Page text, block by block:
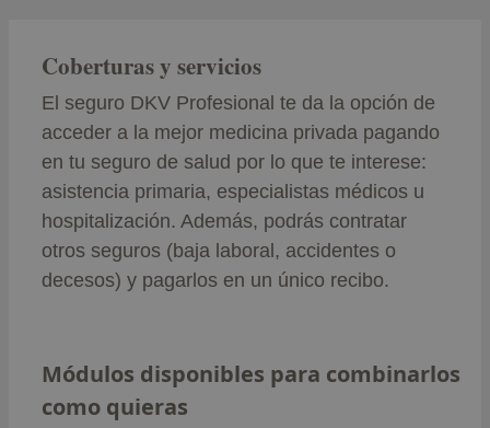
Coberturas y servicios
El seguro DKV Profesional te da la opción de
acceder a la mejor medicina privada pagando
en tu seguro de salud por lo que te interese:
asistencia primaria, especialistas médicos u
hospitalización. Además, podrás contratar
otros seguros (baja laboral, accidentes o
decesos) y pagarlos en un único recibo.
Módulos disponibles para combinarlos
como quieras